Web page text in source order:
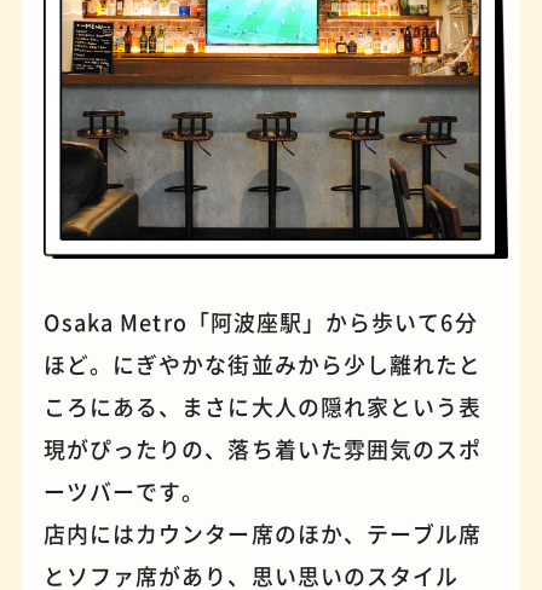
ナポリタン
Osaka Metro「阿波座駅」から歩いて6分
ほど。にぎやかな街並みから少し離れたと
ころにある、まさに大人の隠れ家という表
現がぴったりの、落ち着いた雰囲気のスポ
ーツバーです。
店内にはカウンター席のほか、テーブル席
とソファ席があり、思い思いのスタイル